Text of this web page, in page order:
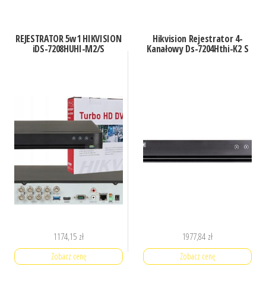
REJESTRATOR 5w1 HIKVISION
iDS-7208HUHI-M2/S
1174,15 zł
Zobacz cenę
Hikvision Rejestrator 4-
Kanałowy Ds-7204Hthi-K2 S
1977,84 zł
Zobacz cenę